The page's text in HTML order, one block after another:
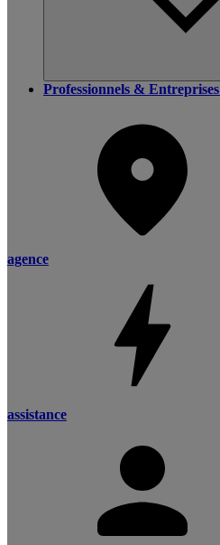
Professionnels & Entreprises
agence
assistance